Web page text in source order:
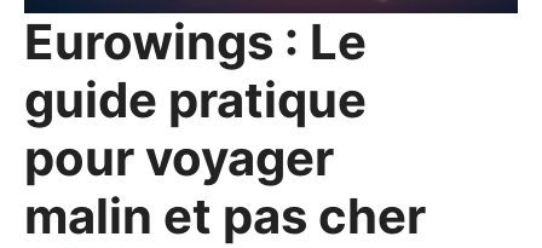
Eurowings : Le
guide pratique
pour voyager
malin et pas cher